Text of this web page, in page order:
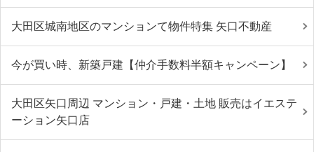
大田区城南地区のマンションて物件特集 矢口不動産
今が買い時、新築戸建【仲介手数料半額キャンペーン】
大田区矢口周辺 マンション・戸建・土地 販売はイエステ
ーション矢口店